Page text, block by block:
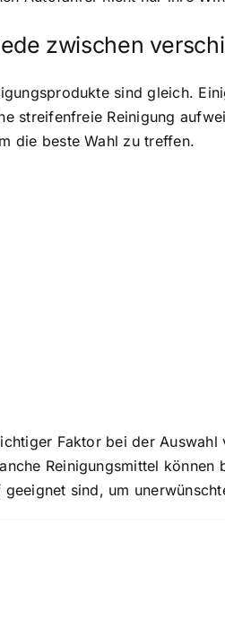
zwischen
sind gleich.
streifenfreie Reinigung
die beste Wahl zu treffen.
Faktor bei der
Reinigungsmittel
geeignet sind, um